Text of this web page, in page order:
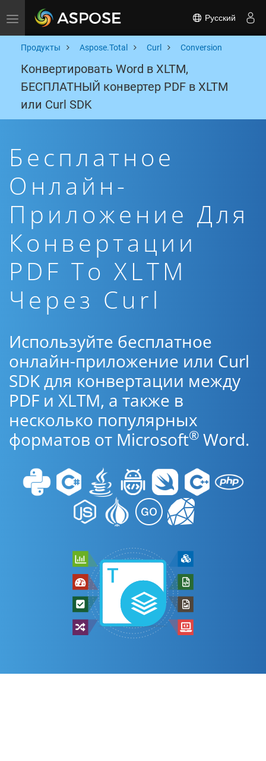
Toggle navigation Русский
Продукты Aspose.Total Curl Conversion
Конвертировать Word в XLTM,
БЕСПЛАТНЫЙ конвертер PDF в XLTM
или Curl SDK
Бесплатное
Онлайн-
Приложение Для
Конвертации
PDF To XLTM
Через Curl
Используйте бесплатное
онлайн-приложение или Curl
SDK для конвертации между
PDF и XLTM, а также в
несколько популярных
форматов от Microsoft® Word.